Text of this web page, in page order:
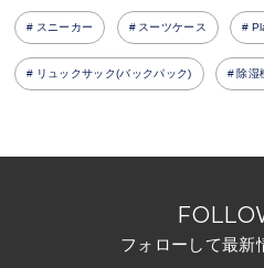
スニーカー スーツケース
リュックサック(バックパック) 除湿
フォローして最新